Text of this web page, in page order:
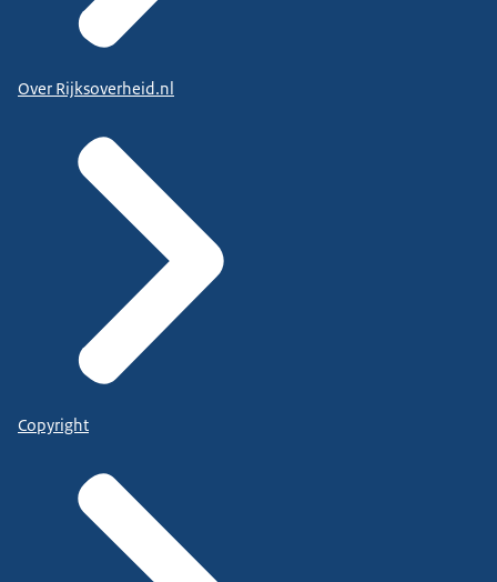
Over Rijksoverheid.nl
Copyright